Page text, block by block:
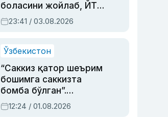
боласини жойлаб, ЙТҲ
содир этган аёлга суд
ҳукми ўқилди
23:41 / 03.08.2026
Ўзбекистон
“Саккиз қатор шеърим
бошимга саккизта
бомба бўлган”.
Абдулла Ориповни
сиёсий айбловлардан
12:24 / 01.08.2026